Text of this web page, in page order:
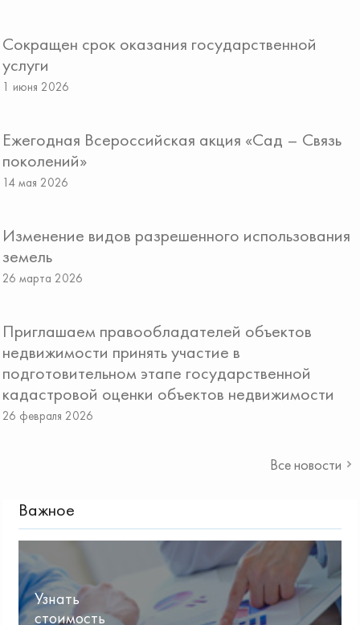
Сокращен срок оказания государственной
услуги
1 июня 2026
Ежегодная Всероссийская акция «Сад – Связь
поколений»
14 мая 2026
Изменение видов разрешенного использования
земель
26 марта 2026
Приглашаем правообладателей объектов
недвижимости принять участие в
подготовительном этапе государственной
кадастровой оценки объектов недвижимости
26 февраля 2026
Все новости
Важное
Узнать
стоимость